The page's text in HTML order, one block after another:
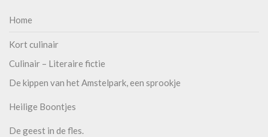
Home
Kort culinair
Culinair – Literaire fictie
De kippen van het Amstelpark, een sprookje
Heilige Boontjes
De geest in de fles.